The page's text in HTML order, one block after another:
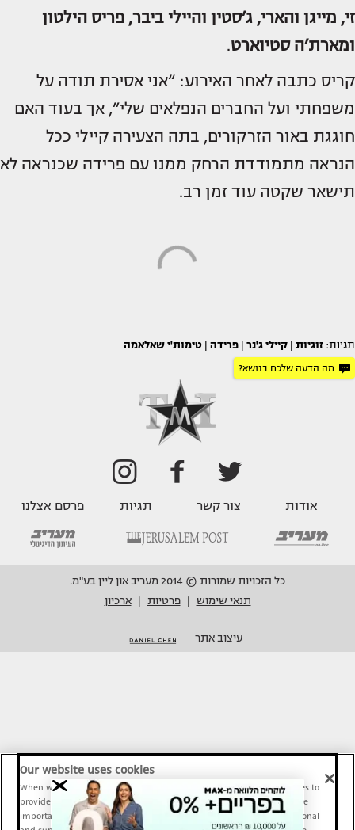
זי, מייגן והארי, ג’סטין והיילי ביבר, פריס הילטון
ומארת’ה סטיוארט.
קריס כתבה לאחר האירוע: “אני אסירת תודה על
משפחתי ועל החברים הנפלאים שלי”, אך בעוד האם
חוגגת באור הזרקורים, בתה הצעירה קיילי ככל
הנראה מתמודדת הרחק ממנו עם פרידה שכנראה לא
תישאר שקטה עוד זמן רב.
תגיות: זוגיות קיילי ג'נר פרידה טימות'י שאלאמה
מה הדעה שלכם בנושא?
אודות צור קשר תגיות פרסם אצלנו
כל הזכויות שמורות © 2014 מעריב און ליין בע"מ.
תנאי שימוש
פרטיות ארכיון
עיצוב אתר
Our website uses cookies
When we provide Maariv, TMI and Sport1 content online, we use cookies to
provide social media features and to analyze our traffic. These tools are
important and necessary for our website functionality. Others are optional